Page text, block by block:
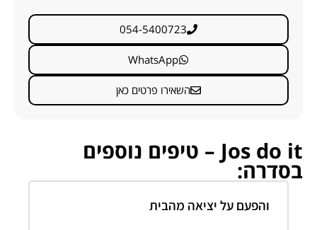
054-5400723
WhatsApp
השאירו פרטים כאן
Jos do it – טיפים נוספים
בסדרה:
והפעם על יציאה מהבית